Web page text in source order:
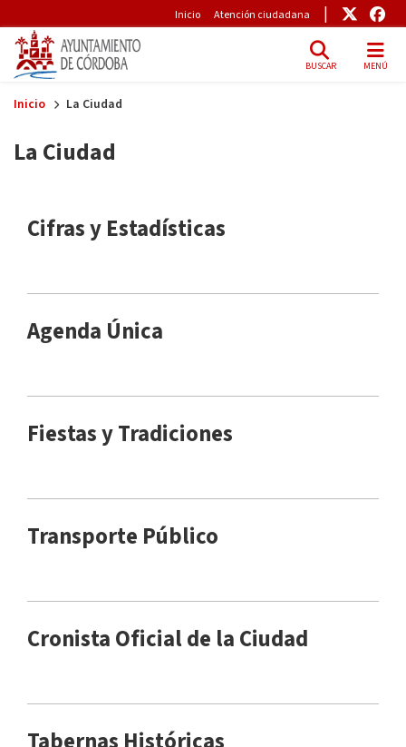
Pre-Header
Inicio Atención ciudadana Enlace
BUSCAR MENÚ
Inicio La Ciudad
La Ciudad
Main menu
Cifras y Estadísticas
Agenda Única
Fiestas y Tradiciones
Transporte Público
Cronista Oficial de la Ciudad